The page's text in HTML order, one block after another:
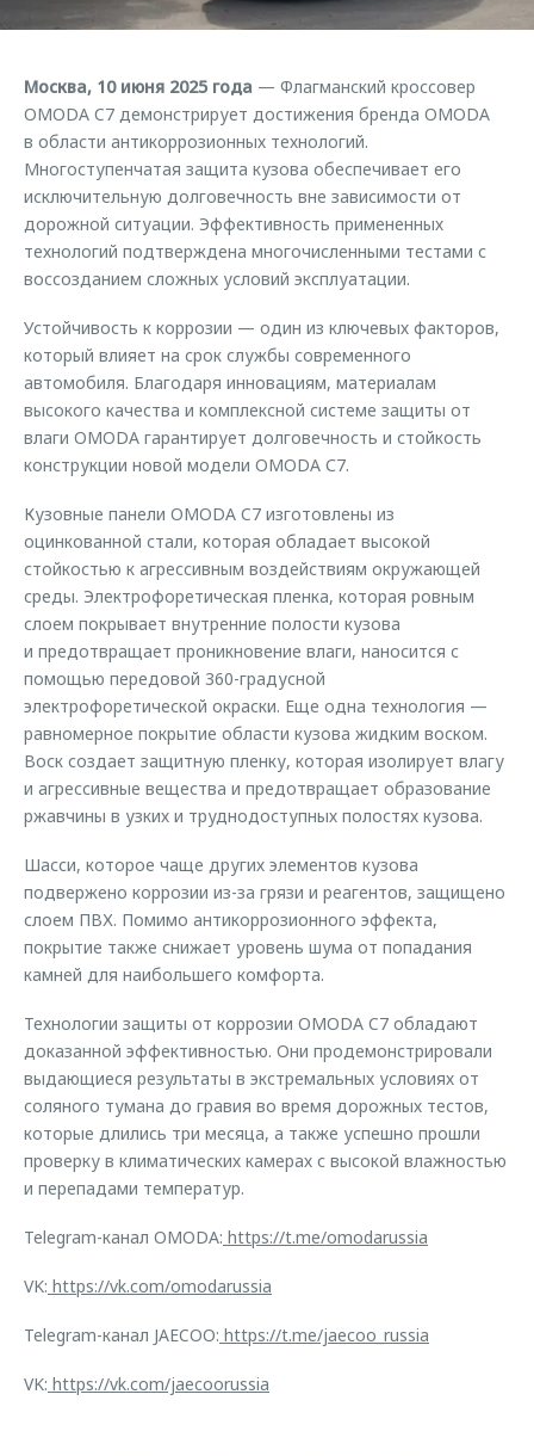
Страхование
Аксессуары
Одежда и сувениры
Оригинальные аксессуары
Запчасти
Трейд-ин
Клиентская поддержка
Клуб владельцев OMODA
Приложение O&J
Аксессуары
Одежда и сувениры
Оригинальные аксессуары
Обратная связь
Москва, 10 июня 2025 года — Флагманский кроссовер
OMODA C7 демонстрирует достижения бренда OMODA
в области антикоррозионных технологий.
Многоступенчатая защита кузова обеспечивает его
исключительную долговечность вне зависимости от
дорожной ситуации. Эффективность примененных
технологий подтверждена многочисленными тестами с
воссозданием сложных условий эксплуатации.
Устойчивость к коррозии — один из ключевых факторов,
который влияет на срок службы современного
автомобиля. Благодаря инновациям, материалам
высокого качества и комплексной системе защиты от
влаги OMODA гарантирует долговечность и стойкость
конструкции новой модели OMODA С7.
Кузовные панели OMODA C7 изготовлены из
оцинкованной стали, которая обладает высокой
стойкостью к агрессивным воздействиям окружающей
среды. Электрофоретическая пленка, которая ровным
слоем покрывает внутренние полости кузова
и предотвращает проникновение влаги, наносится с
помощью передовой 360-градусной
электрофоретической окраски. Еще одна технология —
равномерное покрытие области кузова жидким воском.
Воск создает защитную пленку, которая изолирует влагу
и агрессивные вещества и предотвращает образование
ржавчины в узких и труднодоступных полостях кузова.
Шасси, которое чаще других элементов кузова
подвержено коррозии из-за грязи и реагентов, защищено
слоем ПВХ. Помимо антикоррозионного эффекта,
покрытие также снижает уровень шума от попадания
камней для наибольшего комфорта.
Технологии защиты от коррозии OMODA C7 обладают
доказанной эффективностью. Они продемонстрировали
выдающиеся результаты в экстремальных условиях от
соляного тумана до гравия во время дорожных тестов,
которые длились три месяца, а также успешно прошли
проверку в климатических камерах с высокой влажностью
и перепадами температур.
Telegram-канал OMODA: https://t.me/omodarussia
VK: https://vk.com/omodarussia
Telegram-канал JAECOO: https://t.me/jaecoo_russia
VK: https://vk.com/jaecoorussia